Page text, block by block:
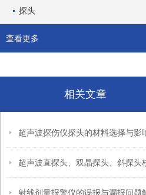
探头
查看更多
相关文章